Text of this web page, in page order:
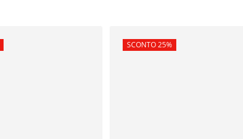
In offerta!
SCONTO 25%